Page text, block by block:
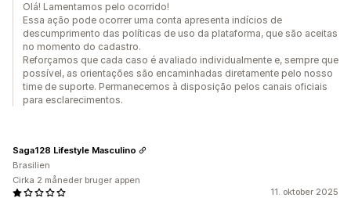
Olá! Lamentamos pelo ocorrido!
Essa ação pode ocorrer uma conta apresenta indícios de
descumprimento das políticas de uso da plataforma, que são aceitas
no momento do cadastro.
Reforçamos que cada caso é avaliado individualmente e, sempre que
possível, as orientações são encaminhadas diretamente pelo nosso
time de suporte. Permanecemos à disposição pelos canais oficiais
para esclarecimentos.
11. oktober 2025
Saga128 Lifestyle Masculino
Brasilien
Cirka 2 måneder bruger appen